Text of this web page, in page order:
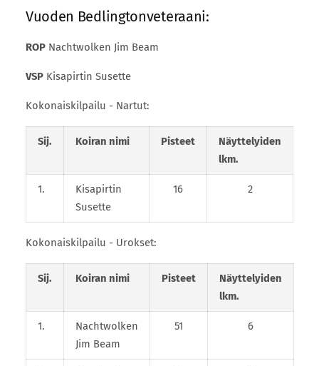
Vuoden Bedlingtonveteraani:
ROPNachtwolken Jim Beam
VSPKisapirtin Susette
Kokonaiskilpailu - Nartut:
Sij. Koiran nimi Pisteet
Näyttelyiden
lkm.
1.
Kisapirtin
Susette
16 2
Kokonaiskilpailu - Urokset:
Sij. Koiran nimi Pisteet
Näyttelyiden
lkm.
1.
Nachtwolken
Jim Beam
51 6